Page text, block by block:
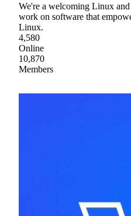
We're a welcoming Linux
work on software that
Linux.
4,580
Online
10,870
Members